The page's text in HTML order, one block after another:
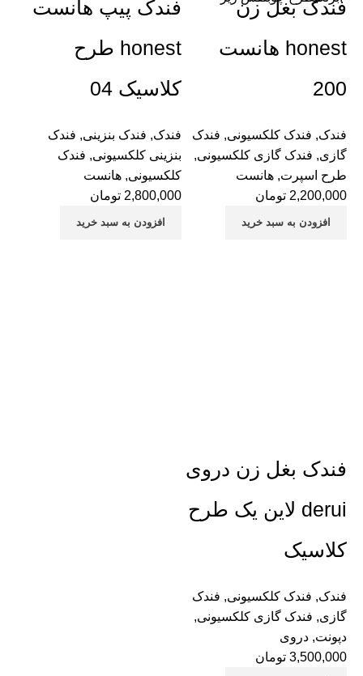
فندک بغل زن
honest هانست
200
فندک, فندک کلکسیونی, فندک
گازی, فندک گازی کلکسیونی,
طرح اسپرت, هانست
2,200,000 تومان
افزودن به سبد خرید
فندک پیپ هانست
honest طرح
کلاسیک 04
فندک, فندک بنزینی, فندک
بنزینی کلکسیونی, فندک
کلکسیونی, هانست
2,800,000 تومان
افزودن به سبد خرید
فندک بغل زن دروی
derui لاین یک طرح
کلاسیک
فندک, فندک کلکسیونی, فندک
گازی, فندک گازی کلکسیونی,
دپونت, دروی
3,500,000 تومان